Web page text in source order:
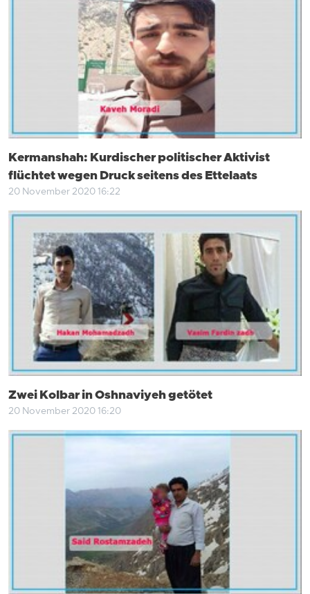
Kermanshah: Kurdischer politischer Aktivist
flüchtet wegen Druck seitens des Ettelaats
20 November 2020 16:22
Zwei Kolbar in Oshnaviyeh getötet
20 November 2020 16:20